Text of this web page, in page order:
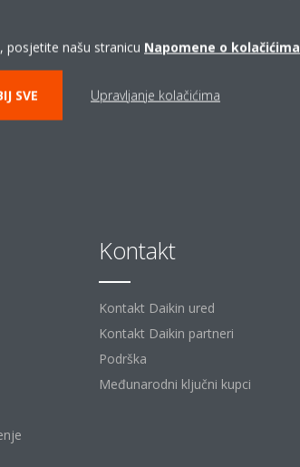
DAIKIN PARTNERI
Kontakt
Kontakt Daikin ured
Kontakt Daikin partneri
Podrška
Međunarodni ključni kupci
posjetite našu stranicu Napomene o kolačićima
SVE Upravljanje kolačićima